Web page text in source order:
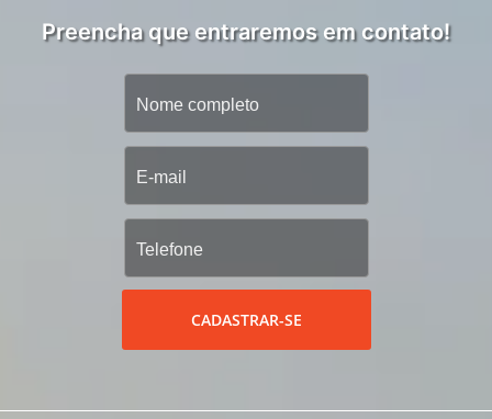
Preencha que entraremos em contato!
CADASTRAR-SE